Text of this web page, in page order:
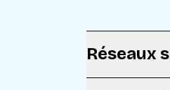
Réseaux